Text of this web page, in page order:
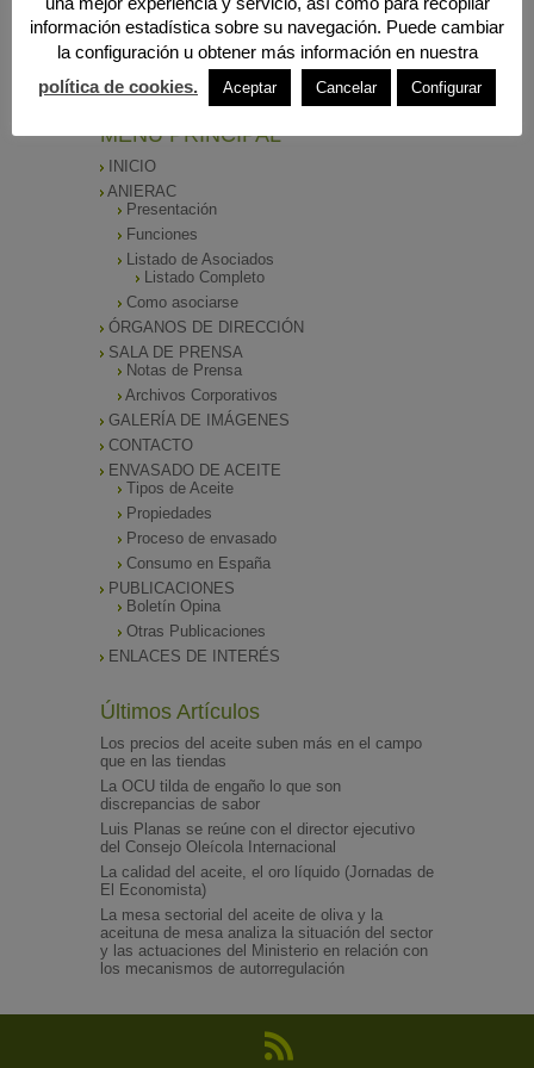
Búsqueda
MENÚ PRINCIPAL
INICIO
ANIERAC
Presentación
Funciones
Listado de Asociados
Listado Completo
Como asociarse
ÓRGANOS DE DIRECCIÓN
SALA DE PRENSA
Notas de Prensa
Archivos Corporativos
GALERÍA DE IMÁGENES
CONTACTO
ENVASADO DE ACEITE
Tipos de Aceite
Propiedades
Proceso de envasado
Consumo en España
PUBLICACIONES
Boletín Opina
Otras Publicaciones
ENLACES DE INTERÉS
Últimos Artículos
Los precios del aceite suben más en el campo
que en las tiendas
La OCU tilda de engaño lo que son
discrepancias de sabor
Luis Planas se reúne con el director ejecutivo
del Consejo Oleícola Internacional
La calidad del aceite, el oro líquido (Jornadas de
El Economista)
La mesa sectorial del aceite de oliva y la
aceituna de mesa analiza la situación del sector
y las actuaciones del Ministerio en relación con
los mecanismos de autorregulación
información estadística sobre su navegación. Puede cambiar
la configuración u obtener más información en nuestra
política de cookies.
Aceptar Cancelar Configurar